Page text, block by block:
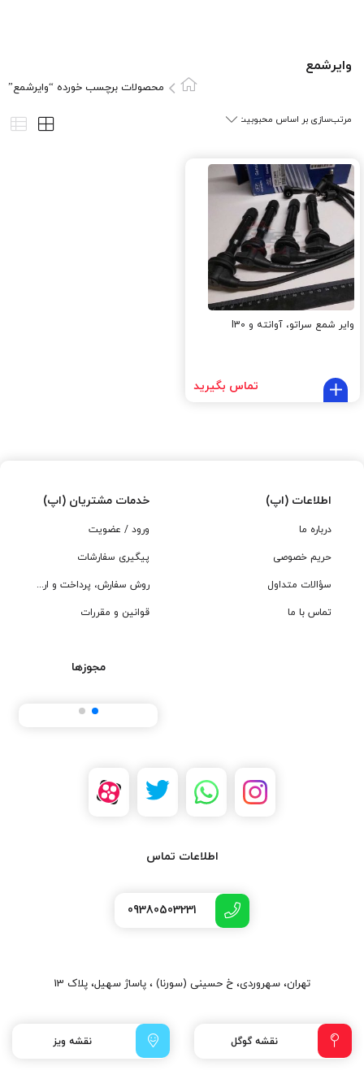
وایرشمع
محصولات برچسب خورده “وایرشمع”
وایر شمع سراتو، آوانته و I30
تماس بگیرید
اطلاعات (اپ)
درباره ما
حریم خصوصی
سؤالات متداول
تماس با ما
خدمات مشتریان (اپ)
ورود / عضویت
پیگیری سفارشات
روش سفارش، پرداخت و ارسال
قوانین و مقررات
مجوزها
اطلاعات تماس
09380503231
تهران، سهروردی، خ حسینی (سورنا) ، پاساژ سهیل، پلاک 13
نقشه گوگل نقشه ویز